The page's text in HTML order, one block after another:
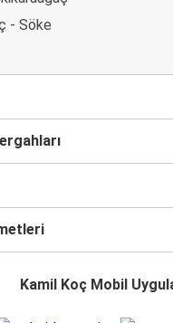
- Söke
Kamil Koç Mobil